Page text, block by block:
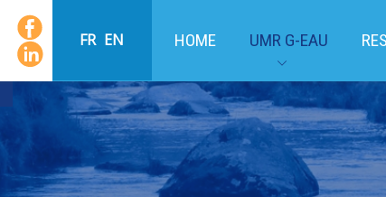
FR EN HOME UMR G-EAU